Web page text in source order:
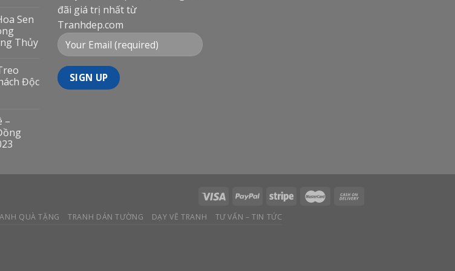
Sen
Thủy
Độc
–
đãi giá trị nhất từ
Tranhdep.com
QUÀ TẶNG TRANH DÁN TƯỜNG DẠY VẼ TRANH TƯ VẤN – TIN TỨC